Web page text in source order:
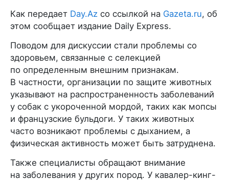
Как передает Day.Az со ссылкой на Gazeta.ru, об
этом сообщает издание Daily Express.
Поводом для дискуссии стали проблемы со
здоровьем, связанные с селекцией
по определенным внешним признакам.
В частности, организации по защите животных
указывают на распространенность заболеваний
у собак с укороченной мордой, таких как мопсы
и французские бульдоги. У таких животных
часто возникают проблемы с дыханием, а
физическая активность может быть затруднена.
Также специалисты обращают внимание
на заболевания у других пород. У кавалер-кинг-